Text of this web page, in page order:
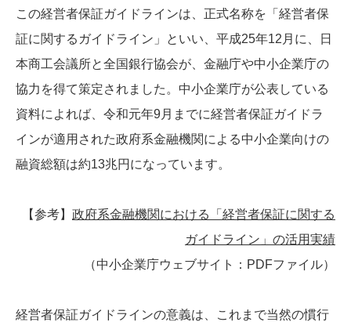
この経営者保証ガイドラインは、正式名称を「経営者保
証に関するガイドライン」といい、平成25年12月に、日
本商工会議所と全国銀行協会が、金融庁や中小企業庁の
協力を得て策定されました。中小企業庁が公表している
資料によれば、令和元年9月までに経営者保証ガイドラ
インが適用された政府系金融機関による中小企業向けの
融資総額は約13兆円になっています。
【参考】 政府系金融機関における「経営者保証に関する
ガイドライン」の活用実績
（中小企業庁ウェブサイト：PDFファイル）
経営者保証ガイドラインの意義は、これまで当然の慣行